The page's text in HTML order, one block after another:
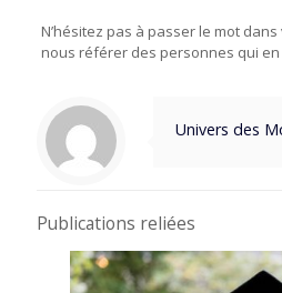
N’hésitez pas à passer le mot
nous référer des personnes qui
Univers des
Publications reliées